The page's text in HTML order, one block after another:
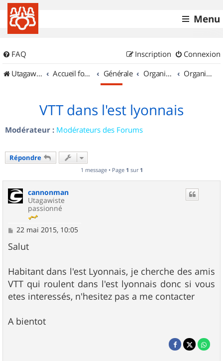
Menu
FAQ Connexion
Inscription
UtagawaVTT (Randos VTT et VTTAE avec traces GPS)
Accueil forum Générale Organisation de sorties & Recherche de partenaires Organisation de sorties en région Rhône Alpes
VTT dans l'est lyonnais
Modérateur : Modérateurs des Forums
Répondre
1 message • Page 1 sur 1
cannonman
Utagawiste
passionné
M
s
s
g
e
22 mai 2015, 10:05
Salut
Habitant dans l'est Lyonnais, je cherche des amis
VTT qui roulent dans l'est lyonnais donc si vous
etes interessés, n'hesitez pas a me contacter
A bientot